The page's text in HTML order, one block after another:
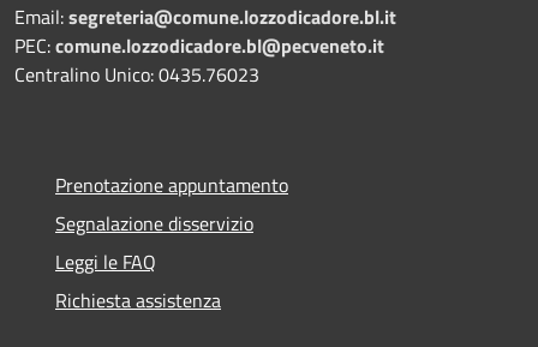
Email:segreteria@comune.lozzodicadore.bl.it
PEC:comune.lozzodicadore.bl@pecveneto.it
Centralino Unico: 0435.76023
Prenotazione appuntamento
Segnalazione disservizio
Leggi le FAQ
Richiesta assistenza